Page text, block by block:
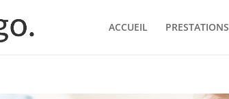
ACCUEIL PRESTATIONS